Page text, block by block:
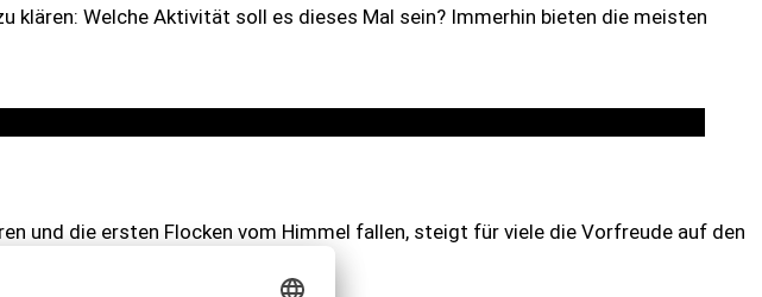
klären: Welche Aktivität soll es dieses Mal sein? Immerhin bieten die meisten
und die ersten Flocken vom Himmel fallen, steigt für viele die Vorfreude auf den